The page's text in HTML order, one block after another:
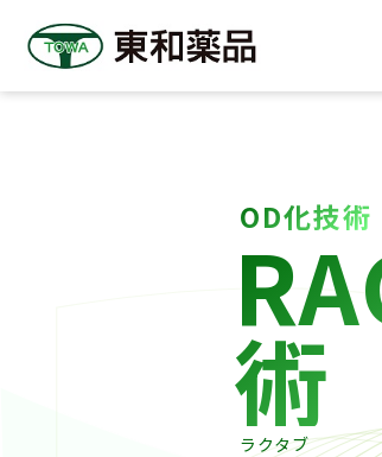
OD化技術
術
ラクタブ